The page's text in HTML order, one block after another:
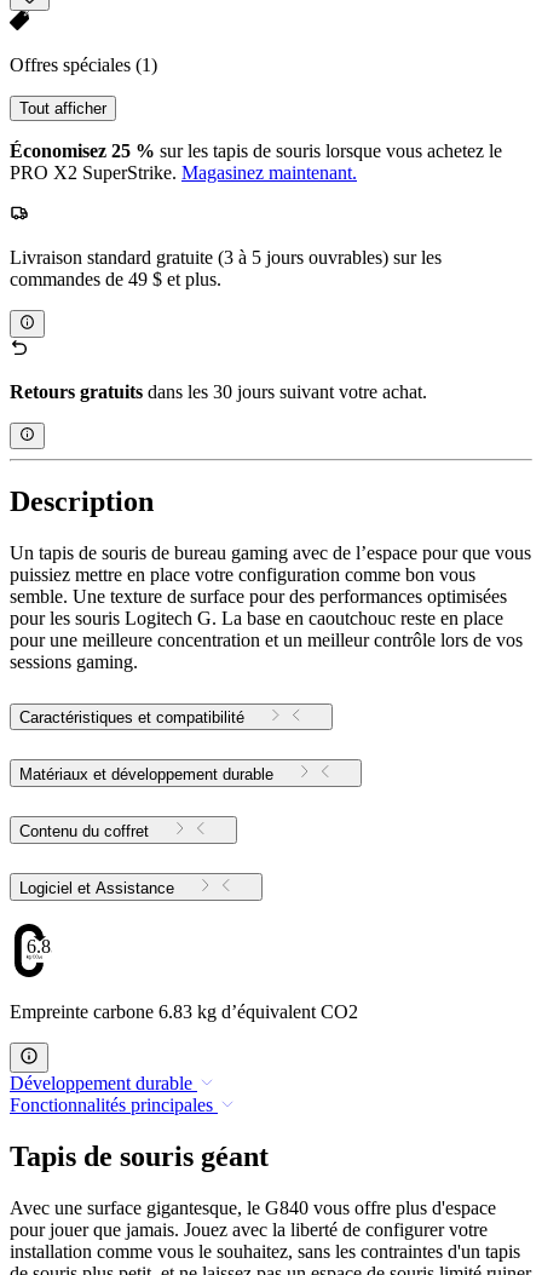
Offres spéciales (1)
Tout afficher
Économisez 25 % sur les tapis de souris lorsque vous achetez le
PRO X2 SuperStrike. Magasinez maintenant.
Livraison standard gratuite (3 à 5 jours ouvrables) sur les
commandes de 49 $ et plus.
Retours gratuits dans les 30 jours suivant votre achat.
Description
Un tapis de souris de bureau gaming avec de l’espace pour que vous
puissiez mettre en place votre configuration comme bon vous
semble. Une texture de surface pour des performances optimisées
pour les souris Logitech G. La base en caoutchouc reste en place
pour une meilleure concentration et un meilleur contrôle lors de vos
sessions gaming.
Caractéristiques et compatibilité
Matériaux et développement durable
Contenu du coffret
Logiciel et Assistance
6.83
Empreinte carbone 6.83 kg d’équivalent CO2
Développement durable
Fonctionnalités principales
Tapis de souris géant
Avec une surface gigantesque, le G840 vous offre plus d'espace
pour jouer que jamais. Jouez avec la liberté de configurer votre
installation comme vous le souhaitez, sans les contraintes d'un tapis